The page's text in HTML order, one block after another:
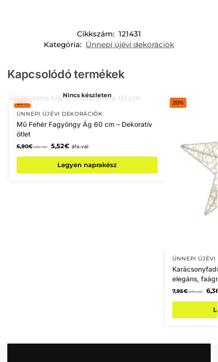
Cikkszám: 121431
Kategória: Ünnepi újévi dekorációk
Kapcsolódó termékek
20%
Nincs készleten
ÜNNEPI ÚJÉVI DEKORÁCIÓK
Mű Fehér Fagyöngy Ág 60 cm – Dekoratív
ötlet
6,90€ áfa-val 5,52€ áfa-val
Legyen naprakész
20%
ÜNNEPI ÚJÉVI
elegáns,
7,95€ áfa-val